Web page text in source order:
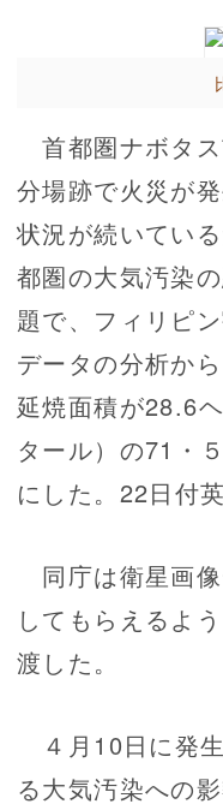
首都圏ナボタ
分場跡で火災が
状況が続いてい
都圏の大気汚染
題で、フィリピ
データの分析か
延焼面積が28.6
タール）の71・
にした。22日付
同庁は衛星画
してもらえるよ
渡した。
４月10日に発
る大気汚染への